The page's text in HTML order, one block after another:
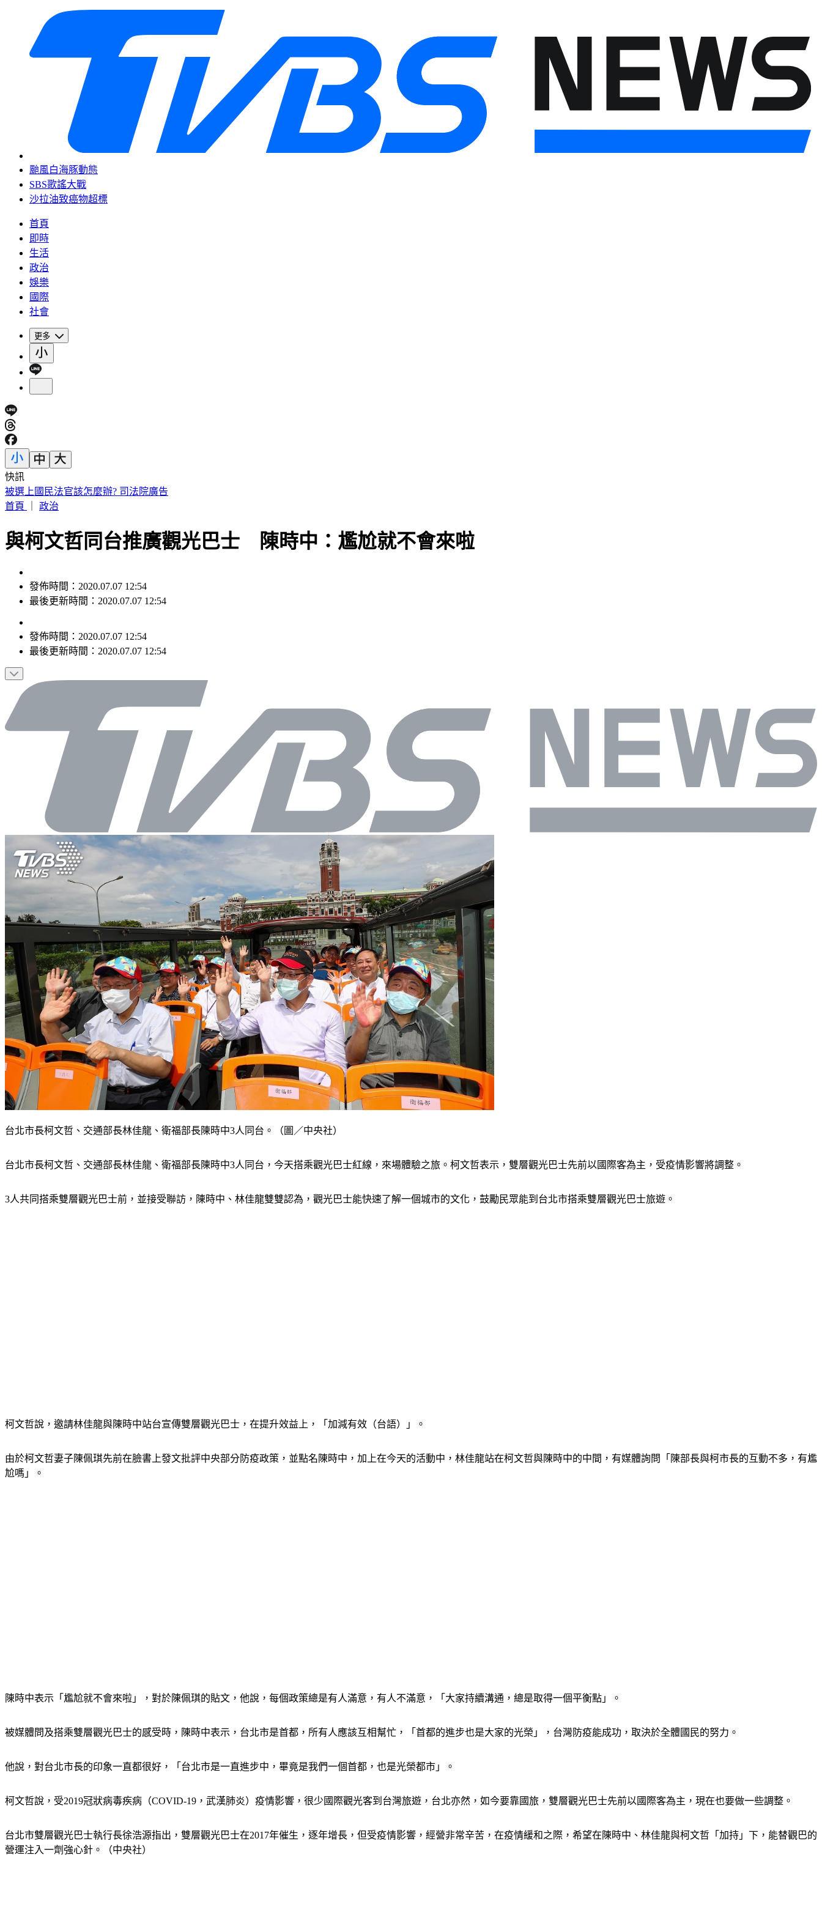
颱風白海豚動態
SBS歌謠大戰
沙拉油致癌物超標
首頁
即時
生活
政治
娛樂
國際
社會
更多
快訊
提醒國一新生守秩序！台中女師遭「掃把刺眼重傷」恐失明
首頁
政治
與柯文哲同台推廣觀光巴士 陳時中：尷尬就不會來啦
發佈時間：2020.07.07 12:54
最後更新時間：2020.07.07 12:54
發佈時間： 2020.07.07 12:54
最後更新時間： 2020.07.07 12:54
台北市長柯文哲、交通部長林佳龍、衛福部長陳時中3人同台。（圖／中央社）
台北市長柯文哲、交通部長林佳龍、衛福部長陳時中3人同台，今天搭乘觀光巴士紅線，來場體驗之旅。柯文哲表示，雙層觀光巴士先前以國際客為主，受疫情影響將調整。
3人共同搭乘雙層觀光巴士前，並接受聯訪，陳時中、林佳龍雙雙認為，觀光巴士能快速了解一個城市的文化，鼓勵民眾能到台北市搭乘雙層觀光巴士旅遊。
柯文哲說，邀請林佳龍與陳時中站台宣傳雙層觀光巴士，在提升效益上，「加減有效（台語）」。
由於柯文哲妻子陳佩琪先前在臉書上發文批評中央部分防疫政策，並點名陳時中，加上在今天的活動中，林佳龍站在柯文哲與陳時中的中間，有媒體詢問「陳部長與柯市長的互動不多，有尷
尬嗎」。
陳時中表示「尷尬就不會來啦」，對於陳佩琪的貼文，他說，每個政策總是有人滿意，有人不滿意，「大家持續溝通，總是取得一個平衡點」。
被媒體問及搭乘雙層觀光巴士的感受時，陳時中表示，台北市是首都，所有人應該互相幫忙，「首都的進步也是大家的光榮」，台灣防疫能成功，取決於全體國民的努力。
他說，對台北市長的印象一直都很好，「台北市是一直進步中，畢竟是我們一個首都，也是光榮都市」。
柯文哲說，受2019冠狀病毒疾病（COVID-19，武漢肺炎）疫情影響，很少國際觀光客到台灣旅遊，台北亦然，如今要靠國旅，雙層觀光巴士先前以國際客為主，現在也要做一些調整。
台北市雙層觀光巴士執行長徐浩源指出，雙層觀光巴士在2017年催生，逐年增長，但受疫情影響，經營非常辛苦，在疫情緩和之際，希望在陳時中、林佳龍與柯文哲「加持」下，能替觀巴的
營運注入一劑強心針。（中央社）